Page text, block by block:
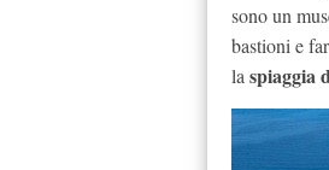
sono un
bastioni e
la spiaggia